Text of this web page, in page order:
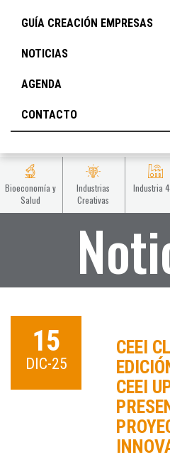
GUÍA CREACIÓN EMPRESAS
NOTICIAS
AGENDA
CONTACTO
Bioeconomía y
Salud
Industrias
Creativas
Industria
15
DIC-25
CEEI
CEEI